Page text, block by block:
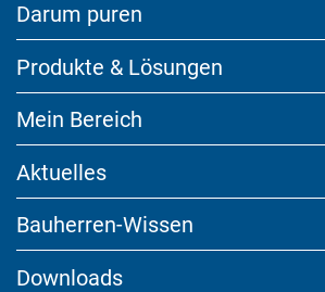
Darum puren
Produkte & Lösungen
Mein Bereich
Aktuelles
Bauherren-Wissen
Downloads
anonymes Tracking zu aktivieren. Hierbei
anonymisierte Daten an eventuelle
Cookie Informationen anzeigen
Akzeptieren